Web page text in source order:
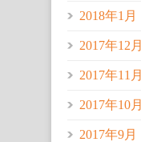
2018年1月
2017年12月
2017年11月
2017年10月
2017年9月